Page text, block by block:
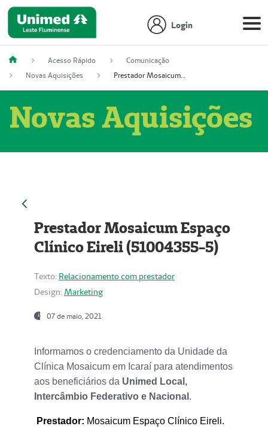
Login
Acesso Rápido
Comunicação
Novas Aquisições
Prestador Mosaicum Espaço Clínico Eireli (51004355-5)
Novas Aquisições
Prestador Mosaicum Espaço
Clínico Eireli (51004355-5)
Texto: Relacionamento com prestador
Design: Marketing
07 de maio, 2021
Informamos o credenciamento da Unidade da
Clínica Mosaicum em Icaraí para atendimentos
aos beneficiários da Unimed Local,
Intercâmbio Federativo e Nacional .
Prestador: Mosaicum Espaço Clínico Eireli.